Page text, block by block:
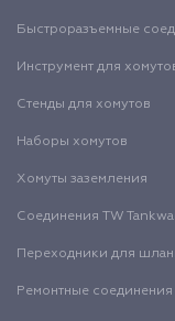
Быстроразъемные
Инструмент для
Стенды для хомутов
Наборы хомутов
Хомуты заземления
Соединения TW
Переходники для
Ремонтные соединения